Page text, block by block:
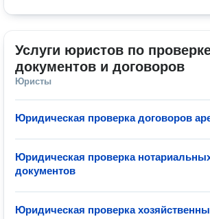
Услуги юристов по
документов и договоров
Юристы
Юридическая проверка договоров
Юридическая проверка
документов
Юридическая проверка